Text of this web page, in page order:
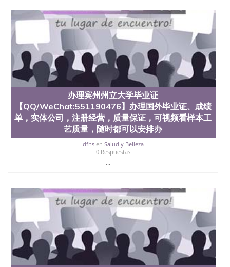
办理宾州州立大学毕业证
【QQ/WeChat:551190476】办理国外毕业证、成绩
单，实体公司，注册经营，质量保证，可视频看样本工
艺质量，随时都可以安排办
dfnsen Salud y Belleza
0 Respuestas
...